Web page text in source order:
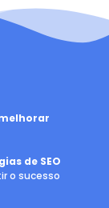
de SEO
o sucesso